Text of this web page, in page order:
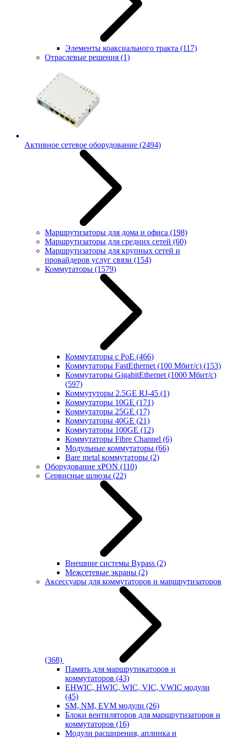
Элементы коаксиального тракта (117)
Отраслевые решения (1)
Активное сетевое оборудование (2494)
Маршрутизаторы для дома и офиса (198)
Маршрутизаторы для средних сетей (60)
Маршрутизаторы для крупных сетей и
провайдеров услуг связи (154)
Коммутаторы (1579)
Коммутаторы с PoE (466)
Коммутаторы FastEthernet (100 Мбит/с) (153)
Коммутаторы GigabitEthernet (1000 Мбит/с)
(597)
Коммутуторы 2.5GE RJ-45 (1)
Коммутаторы 10GE (171)
Коммутаторы 25GE (17)
Коммутаторы 40GE (21)
Коммутаторы 100GE (12)
Коммутаторы Fibre Channel (6)
Модульные коммутаторы (66)
Bare metal коммутаторы (2)
Оборудование xPON (110)
Сервисные шлюзы (22)
Внешние системы Bypass (2)
Межсетевые экраны (2)
Аксессуары для коммутаторов и маршрутизаторов
(368)
Память для маршрутикаторов и
коммутаторов (43)
EHWIC, HWIC, WIC, VIC, VWIC модули
(45)
SM, NM, EVM модули (26)
Блоки вентиляторов для маршрутизаторов и
коммутаторов (16)
Модули расширения, аплинка и